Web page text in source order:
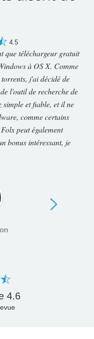
4.5
que téléchargeur gratuit
à OS X. Comme
j'ai décidé de
l'outil de recherche de
simple et fiable, et il ne
comme certains
peut également
bonus intéressant, je
4.6